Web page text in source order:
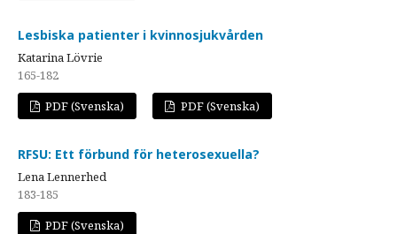
Lesbiska patienter i kvinnosjukvården
Katarina Lövrie
165-182
PDF (Svenska)
PDF (Svenska)
RFSU: Ett förbund för heterosexuella?
Lena Lennerhed
183-185
PDF (Svenska)